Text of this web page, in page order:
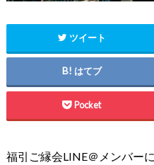
ツイート
はてブ
Pocket
福引ご縁会LINE＠メンバー